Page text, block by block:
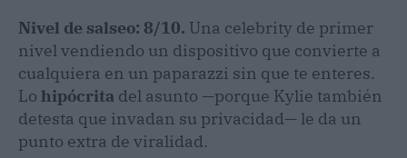
Nivel de salseo: 8/10. Una celebrity de primer
nivel vendiendo un dispositivo que convierte a
cualquiera en un paparazzi sin que te enteres.
Lo hipócrita del asunto —porque Kylie también
detesta que invadan su privacidad— le da un
punto extra de viralidad.